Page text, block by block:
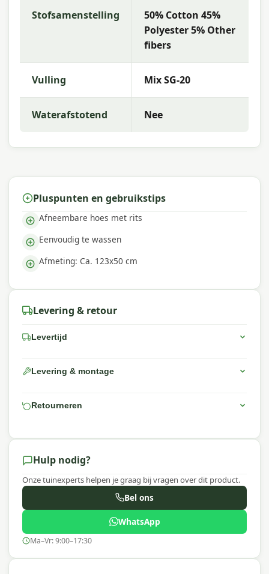
MetMadisonkies je voor hoogwaardige
tuinkussens met uitstekende kleurechtheid en
comfort. De collectie kenmerkt zich door trendy
buitenruimte.
Stofsamenstelling
50% Cotton 45%
Polyester 5% Other
fibers
Vulling Mix SG-20
Waterafstotend Nee
Pluspunten en gebruikstips
Afneembare hoes met rits
Eenvoudig te wassen
Afmeting: Ca. 123x50 cm
Levering & retour
Levertijd
Levering & montage
Retourneren
Hulp nodig?
Onze tuinexperts helpen je graag bij vragen over dit product.
Bel ons
WhatsApp
Ma–Vr: 9:00–17:30